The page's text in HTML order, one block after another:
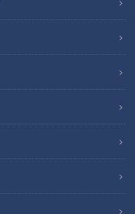
児はどう受け止める？～定
た息子」第77話